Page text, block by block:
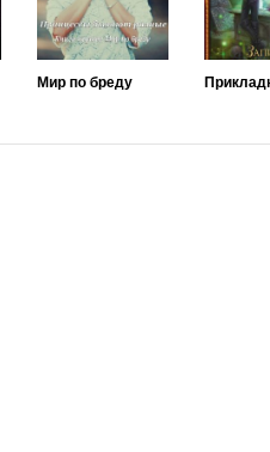
Мир по бреду